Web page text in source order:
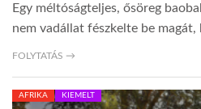
Egy méltóságteljes, ősöreg
nem vadállat fészkelte be magát,
FOLYTATÁS →
AFRIKA KIEMELT